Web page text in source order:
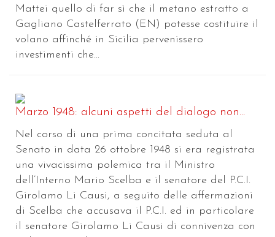
Mattei quello di far sì che il metano estratto a
Gagliano Castelferrato (EN) potesse costituire il
volano affinché in Sicilia pervenissero
investimenti che...
Marzo 1948: alcuni aspetti del dialogo non...
Nel corso di una prima concitata seduta al
Senato in data 26 ottobre 1948 si era registrata
una vivacissima polemica tra il Ministro
dell’Interno Mario Scelba e il senatore del P.C.I.
Girolamo Li Causi, a seguito delle affermazioni
di Scelba che accusava il P.C.I. ed in particolare
il senatore Girolamo Li Causi di connivenza con